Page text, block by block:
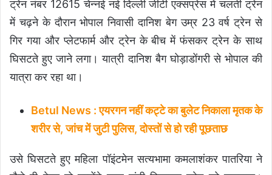
ट्रेन नंबर 12615 चेन्नई नई दिल्ली जीटी एक्सप्रेस में चलती ट्रेन
में चढ़ने के दौरान भोपाल निवासी दानिश बेग उम्र 23 वर्ष ट्रेन से
गिर गया और प्लेटफार्म और ट्रेन के बीच में फंसकर ट्रेन के साथ
घिसटते हुए जाने लगा। यात्री दानिश बैग घोड़ाडोंगरी से भोपाल की
यात्रा कर रहा था।
Betul News : एयरगन नहीं कट्टे का बुलेट निकाला मृतक के
शरीर से, जांच में जुटी पुलिस, दोस्तों से हो रही पूछताछ
उसे घिसटते हुए महिला पॉइंटमेन सत्यभामा कमलाशंकर पातरिया ने